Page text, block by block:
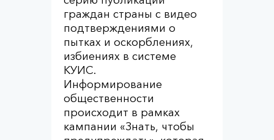
граждан страны с видео
подтверждениями о
пытках и оскорблениях,
избиениях в системе
КУИС.
Информирование
общественности
происходит в рамках
кампании «Знать, чтобы